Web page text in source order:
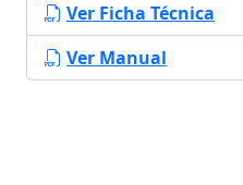
Ver Ficha Técnica
Ver Manual